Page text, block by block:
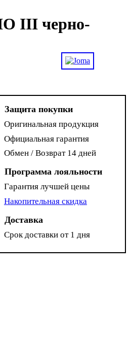
III черно-
Защита покупки
Оригинальная продукция
Официальная гарантия
Обмен / Возврат 14 дней
Программа лояльности
Гарантия лучшей цены
Накопительная скидка
Доставка
Срок доставки от 1 дня